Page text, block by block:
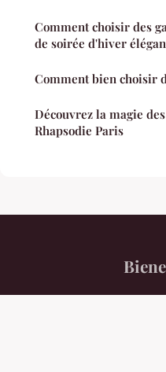
Comment choisir des
de soirée d'hiver
Comment bien choisir
Découvrez la magie
Rhapsodie Paris